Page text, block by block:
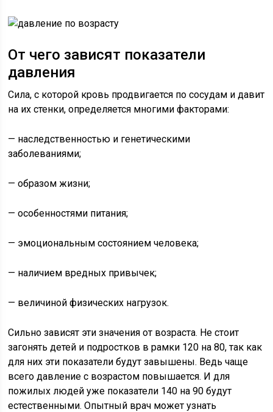
От чего зависят показатели
давления
Сила, с которой кровь продвигается по сосудам и давит
на их стенки, определяется многими факторами:
— наследственностью и генетическими
заболеваниями;
— образом жизни;
— особенностями питания;
— эмоциональным состоянием человека;
— наличием вредных привычек;
— величиной физических нагрузок.
Сильно зависят эти значения от возраста. Не стоит
загонять детей и подростков в рамки 120 на 80, так как
для них эти показатели будут завышены. Ведь чаще
всего давление с возрастом повышается. И для
пожилых людей уже показатели 140 на 90 будут
естественными. Опытный врач может узнать